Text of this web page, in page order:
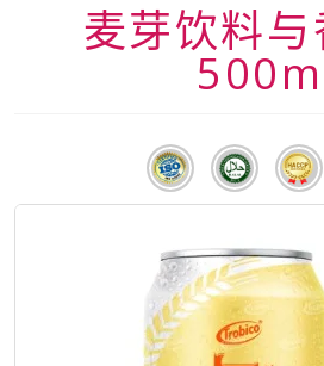
麦芽饮料